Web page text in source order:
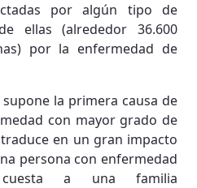
por algún tipo de
ellas (alrededor 36.600
por la enfermedad de
la primera causa de
con mayor grado de
en un gran impacto
persona con enfermedad
a una familia